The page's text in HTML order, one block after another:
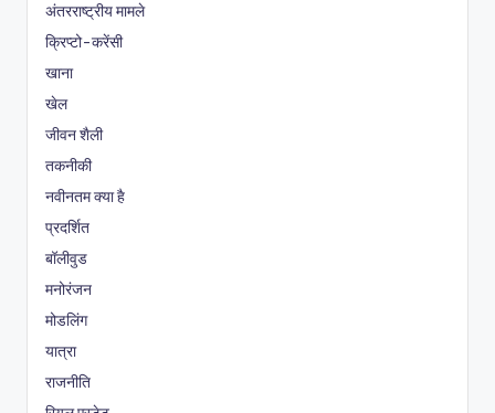
अंतरराष्ट्रीय मामले
क्रिप्टो-करेंसी
खाना
खेल
जीवन शैली
तकनीकी
नवीनतम क्या है
प्रदर्शित
बॉलीवुड
मनोरंजन
मोडलिंग
यात्रा
राजनीति